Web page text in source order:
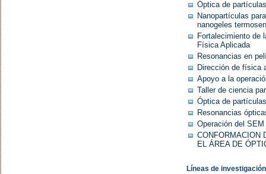
Óptica de
Nanopartículas
nanogeles
Fortalecimiento de
Física Aplicada
Resonancias en
Dirección de física
Apoyo a la
Taller de ciencia
Óptica de
Resonancias
Operación del
CONFORMACION
EL ÁREA DE
Líneas de investigación